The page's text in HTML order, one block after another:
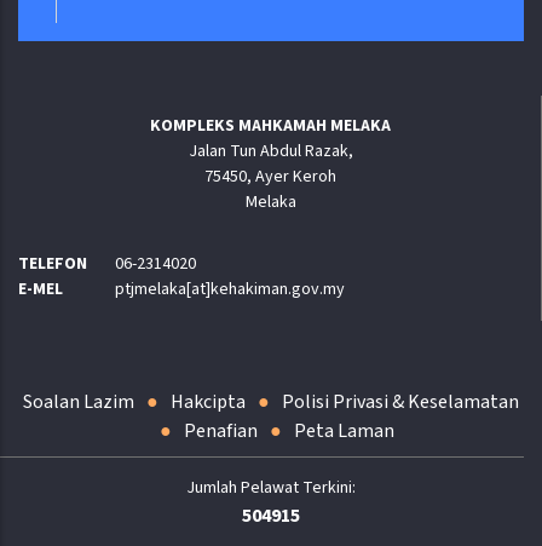
KOMPLEKS MAHKAMAH MELAKA
Jalan Tun Abdul Razak,
75450, Ayer Keroh
Melaka
TELEFON
06-2314020
E-MEL
ptjmelaka[at]kehakiman.gov.my
Soalan Lazim Hakcipta
Polisi Privasi & Keselamatan
Penafian
Peta Laman
504915